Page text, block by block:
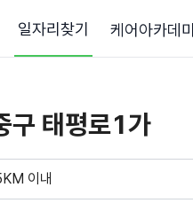
일자리찾기 케어아카데미
구 태평로1가
이내